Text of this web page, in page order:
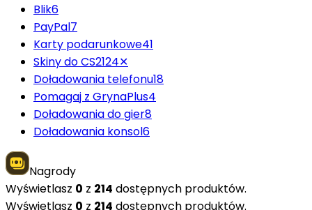
Blik6
PayPal7
Karty podarunkowe41
Skiny do CS2124✕
Doładowania telefonu18
Pomagaj z GrynaPlus4
Doładowania do gier8
Doładowania konsol6
Nagrody
Wyświetlasz 0 z 214 dostępnych produktów.
Wyświetlasz 0 z 214 dostępnych produktów.